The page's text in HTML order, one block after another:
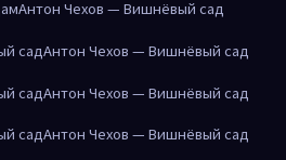
Антон Чехов — Вишнёвый сад
садАнтон Чехов — Вишнёвый сад
садАнтон Чехов — Вишнёвый сад
садАнтон Чехов — Вишнёвый сад